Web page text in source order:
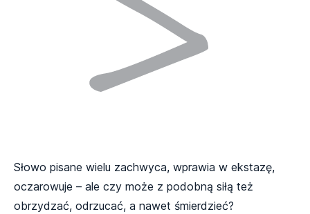
Słowo pisane wielu zachwyca, wprawia w ekstazę,
oczarowuje – ale czy może z podobną siłą też
obrzydzać, odrzucać, a nawet śmierdzieć?